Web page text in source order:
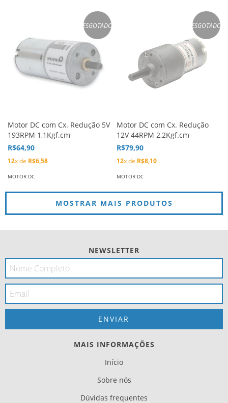
ESGOTADO
Motor DC com Cx. Redução 5V
193RPM 1,1Kgf.cm
R$64,90
12x de R$6,58
MOTOR DC
ESGOTADO
Motor DC com Cx. Redução
12V 44RPM 2,2Kgf.cm
R$79,90
12x de R$8,10
MOTOR DC
MOSTRAR MAIS PRODUTOS
NEWSLETTER
MAIS INFORMAÇÕES
Início
Sobre nós
Dúvidas frequentes